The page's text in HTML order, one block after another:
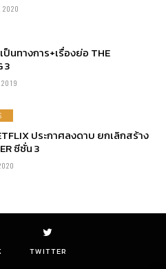
2020
นทางการ+เรื่องย่อ THE
3
2019
ประกาศลงดาบ ยกเลิกสร้าง
ซีซั่น 3
TWITTER